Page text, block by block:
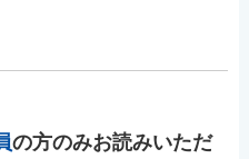
の方のみお読みいただ